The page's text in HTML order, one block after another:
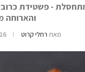
- פשטידת
והארוחה
מאת רחלי קרוט 16 בפברואר 2017